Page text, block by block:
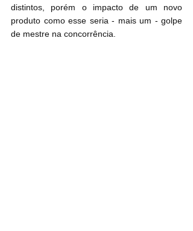
distintos, porém o impacto de um novo
produto como esse seria - mais um - golpe
de mestre na concorrência.